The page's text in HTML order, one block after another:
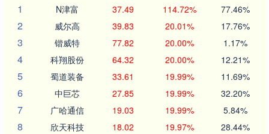
1
N津富 37.49 114.72% 77.46%
2 威尔高 39.83 20.01% 17.76%
3 锴威特 77.82 20.00% 1.17%
4 科翔股份 64.32 20.00% 12.21%
5 蜀道装备 33.61 19.99% 11.69%
6 中巨芯 27.85 19.99% 32.20%
7 广哈通信 19.03 19.99% 5.84%
8 欣天科技 18.02 19.97% 28.44%